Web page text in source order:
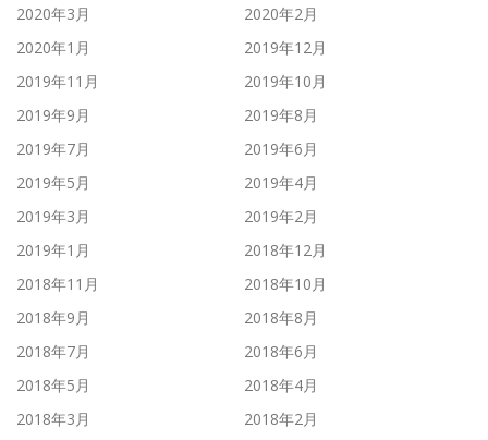
2020年3月
2020年2月
2020年1月
2019年12月
2019年11月
2019年10月
2019年9月
2019年8月
2019年7月
2019年6月
2019年5月
2019年4月
2019年3月
2019年2月
2019年1月
2018年12月
2018年11月
2018年10月
2018年9月
2018年8月
2018年7月
2018年6月
2018年5月
2018年4月
2018年3月
2018年2月